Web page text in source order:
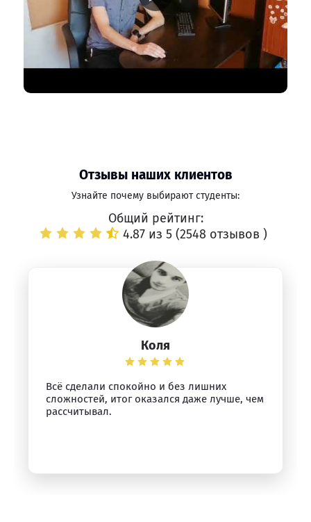
Отзывы наших клиентов
Узнайте почему выбирают студенты:
Общий рейтинг:
4.87 из 5 (2548 отзывов )
Коля
Всё сделали спокойно и без лишних
сложностей, итог оказался даже лучше, чем
рассчитывал.